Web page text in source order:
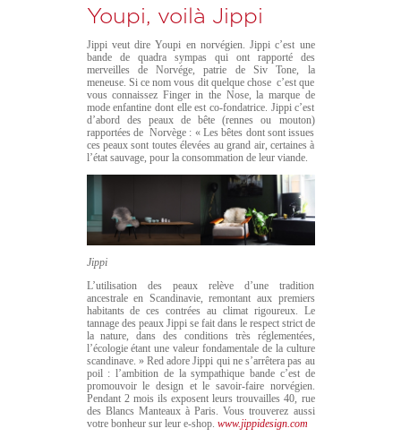
Youpi, voilà Jippi
Jippi veut dire Youpi en norvégien. Jippi c’est une
bande de quadra sympas qui ont rapporté des
merveilles de Norvége, patrie de Siv Tone, la
meneuse. Si ce nom vous dit quelque chose c’est que
vous connaissez Finger in the Nose, la marque de
mode enfantine dont elle est co-fondatrice. Jippi c’est
d’abord des peaux de bête (rennes ou mouton)
rapportées de Norvège : « Les bêtes dont sont issues
ces peaux sont toutes élevées au grand air, certaines à
l’état sauvage, pour la consommation de leur viande.
Jippi
L’utilisation des peaux relève d’une tradition
ancestrale en Scandinavie, remontant aux premiers
habitants de ces contrées au climat rigoureux. Le
tannage des peaux Jippi se fait dans le respect strict de
la nature, dans des conditions très réglementées,
l’écologie étant une valeur fondamentale de la culture
scandinave. » Red adore Jippi qui ne s’arrêtera pas au
poil : l’ambition de la sympathique bande c’est de
promouvoir le design et le savoir-faire norvégien.
Pendant 2 mois ils exposent leurs trouvailles 40, rue
des Blancs Manteaux à Paris. Vous trouverez aussi
votre bonheur sur leur e-shop. www.jippidesign.com